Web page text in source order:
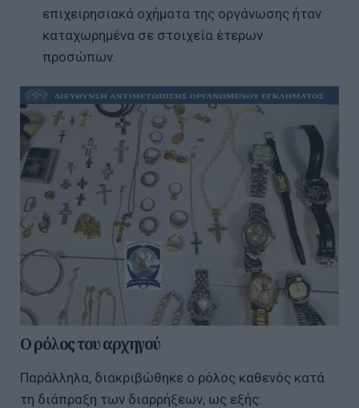
επιχειρησιακά οχήματα της οργάνωσης ήταν
καταχωρημένα σε στοιχεία έτερων
προσώπων.
Ο ρόλος του αρχηγού
Παράλληλα, διακριβώθηκε ο ρόλος καθενός κατά
τη διάπραξη των διαρρήξεων, ως εξής: